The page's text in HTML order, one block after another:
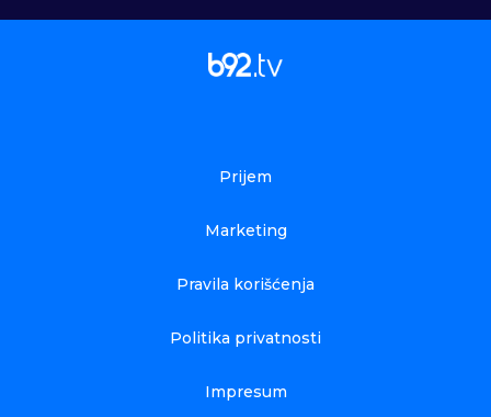
Prijem
Marketing
Pravila korišćenja
Politika privatnosti
Impresum